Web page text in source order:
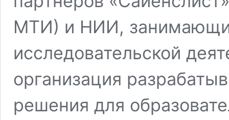
МТИ) и НИИ,
исследовательской
организация
решения для